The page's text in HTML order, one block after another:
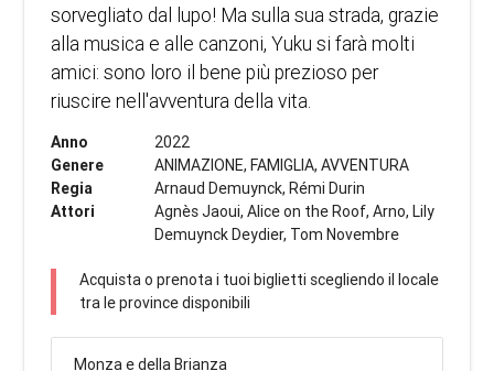
sorvegliato dal lupo! Ma sulla sua strada, grazie
alla musica e alle canzoni, Yuku si farà molti
amici: sono loro il bene più prezioso per
riuscire nell'avventura della vita.
Anno
2022
Genere
ANIMAZIONE, FAMIGLIA, AVVENTURA
Regia
Arnaud Demuynck, Rémi Durin
Attori
Agnès Jaoui, Alice on the Roof, Arno, Lily
Demuynck Deydier, Tom Novembre
Acquista o prenota i tuoi biglietti scegliendo il locale
tra le province disponibili
Monza e della Brianza